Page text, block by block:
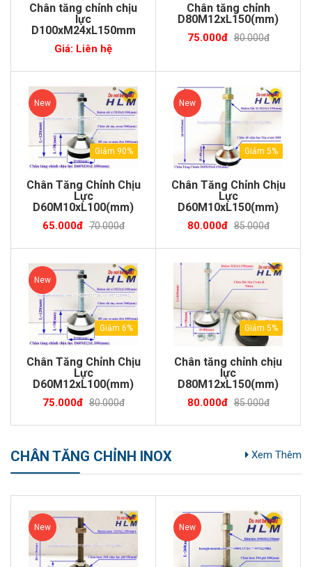
Chân tăng chỉnh chịu
lực
D100xM24xL150mm
Giá: Liên hệ
Chân tăng chỉnh
D80M12xL150(mm)
75.000đ 80.000đ
Giảm 90%
New
Chân Tăng Chỉnh Chịu
Lực
D60M10xL100(mm)
65.000đ 70.000đ
Giảm 5%
New
Chân Tăng Chỉnh Chịu
Lực
D60M10xL150(mm)
80.000đ 85.000đ
Giảm 6%
New
Chân Tăng Chỉnh Chịu
Lực
D60M12xL100(mm)
75.000đ 80.000đ
Giảm 5%
Chân tăng chỉnh chịu
lực
D80M12xL150(mm)
80.000đ 85.000đ
CHÂN TĂNG CHỈNH INOX Xem Thêm
New New